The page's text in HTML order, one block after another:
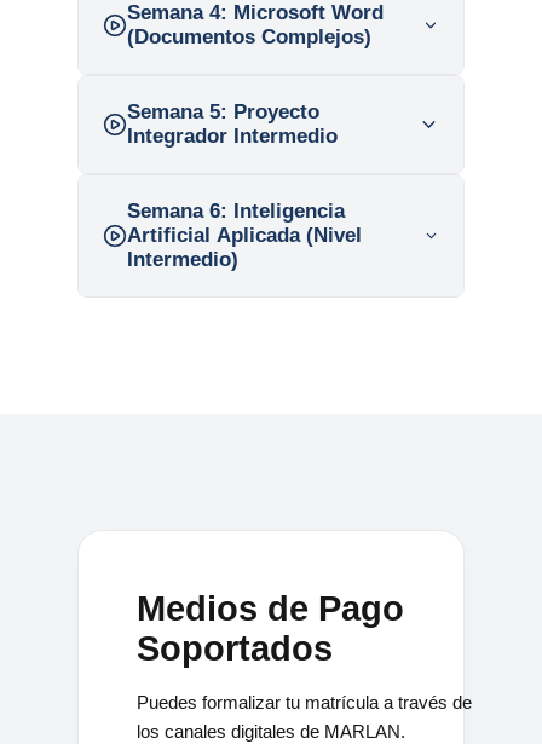
Semana 4: Microsoft Word
(Documentos Complejos)
Semana 5: Proyecto
Integrador Intermedio
Semana 6:
Inteligencia
Artificial Aplicada (Nivel
Intermedio)
Medios de Pago
Soportados
Puedes formalizar tu matrícula a través de
los canales digitales de MARLAN.